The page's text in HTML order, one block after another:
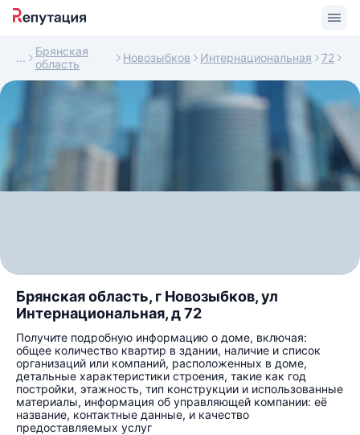
Брянская
область
Новозыбков Интернациональная 72
Брянская область, г Новозыбков, ул
Интернациональная, д 72
Получите подробную информацию о доме, включая:
общее количество квартир в здании, наличие и список
организаций или компаний, расположенных в доме,
детальные характеристики строения, такие как год
постройки, этажность, тип конструкции и использованные
материалы, информация об управляющей компании: её
название, контактные данные, и качество
предоставляемых услуг